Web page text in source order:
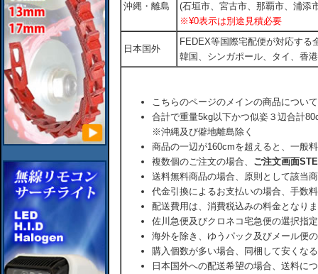
沖縄・離島
(石垣市、宮古市、那覇市、浦添
※¥0表示は別途見積必要
日本国外
FEDEX等国際宅配便が対応す
韓国、シンガポール、タイ、香
こちらのページのメインの商品につい
合計で重量5kg以下かつ似姿３辺合計
※沖縄及び僻地離島除く
商品の一辺が160cmを超えると、一般
複数個のご注文の場合、 ご注文画面
送料無料商品の場合、原則として該当
代金引換によるお支払いの場合、手数
配送費用は、消費税込みの料金となり
佐川急便及びクロネコ宅急便の選択指
海外を除き、ゆうパック及びメール便
購入個数が多い場合、同梱して安くな
日本国外への配送希望の場合、送料に